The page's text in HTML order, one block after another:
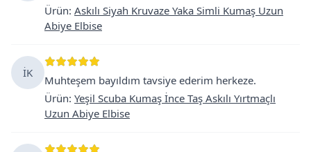
Ürün: Askılı Siyah Kruvaze Yaka Simli Kumaş Uzun
Abiye Elbise
İK
Muhteşem bayıldım tavsiye ederim herkeze.
Ürün: Yeşil Scuba Kumaş İnce Taş Askılı Yırtmaçlı
Uzun Abiye Elbise